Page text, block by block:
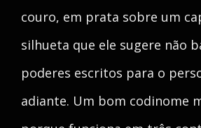
couro, em prata sobre um
silhueta que ele sugere não
poderes escritos para o
adiante. Um bom codinome